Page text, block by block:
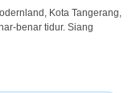
Kota Tangerang,
benar tidur. Siang